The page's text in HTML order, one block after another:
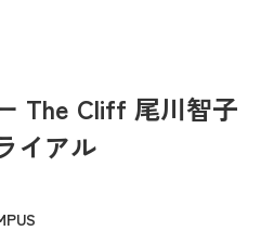
The Cliff 尾川智子
イアル